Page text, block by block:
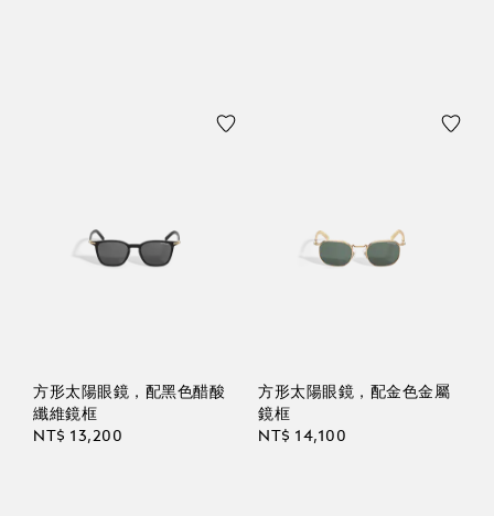
方形太陽眼鏡，配黑色醋酸
纖維鏡框
NT$ 13,200
方形太陽眼鏡，配金色金屬
鏡框
NT$ 14,100